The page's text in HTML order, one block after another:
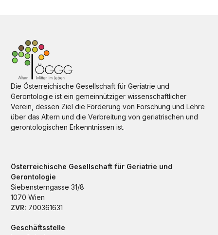
Die Österreichische Gesellschaft für Geriatrie und
Gerontologie ist ein gemeinnütziger wissenschaftlicher
Verein, dessen Ziel die Förderung von Forschung und Lehre
über das Altern und die Verbreitung von geriatrischen und
gerontologischen Erkenntnissen ist.
Österreichische Gesellschaft für Geriatrie und
Gerontologie
Siebensterngasse 31/8
1070 Wien
ZVR: 700361631
Geschäftsstelle